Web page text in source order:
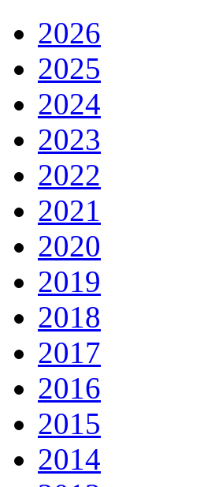
2026
2025
2024
2023
2022
2021
2020
2019
2018
2017
2016
2015
2014